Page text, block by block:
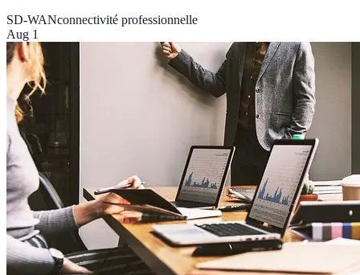
SD-WANconnectivité professionnelle
Aug 1